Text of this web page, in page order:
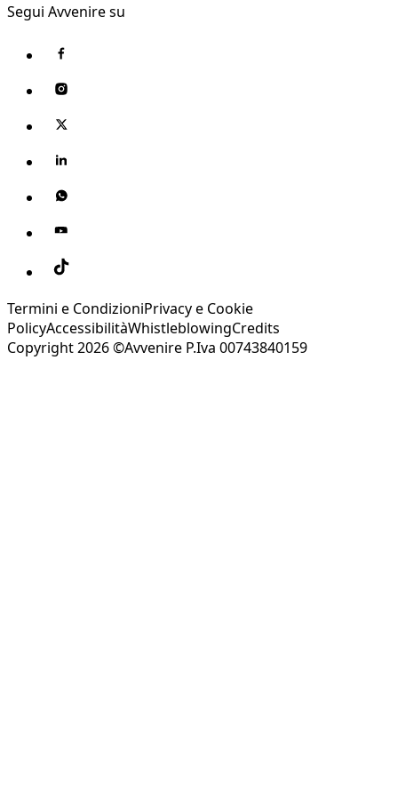
Segui Avvenire su
Termini e CondizioniPrivacy e Cookie
PolicyAccessibilitàWhistleblowingCredits
Copyright 2026 ©Avvenire P.Iva 00743840159